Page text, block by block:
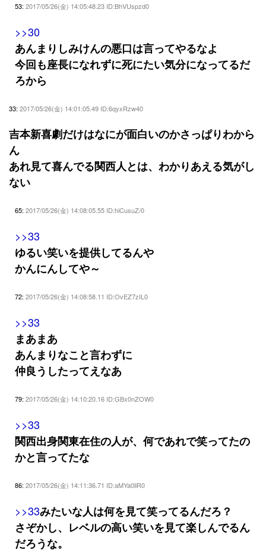
53: 2017/05/26(金) 14:05:48.23 ID:BhVUspzd0
>>30
あんまりしみけんの悪口は言ってやるなよ
今回も座長になれずに死にたい気分になってるだ
ろから
33: 2017/05/26(金) 14:01:05.49 ID:6qyxRzw40
吉本新喜劇だけはなにが面白いのかさっぱりわから
ん
あれ見て喜んでる関西人とは、わかりあえる気がし
ない
65: 2017/05/26(金) 14:08:05.55 ID:hiCusuZ/0
>>33
ゆるい笑いを提供してるんや
かんにんしてや～
72: 2017/05/26(金) 14:08:58.11 ID:OvEZ7zIL0
>>33
まあまあ
あんまりなこと言わずに
仲良うしたってえなあ
79: 2017/05/26(金) 14:10:20.16 ID:GBx0nZOW0
>>33
関西出身関東在住の人が、何であれで笑ってたの
かと言ってたな
86: 2017/05/26(金) 14:11:36.71 ID:aMYa0liR0
>>33みたいな人は何を見て笑ってるんだろ？
さぞかし、レベルの高い笑いを見て楽しんでるん
だろうな。